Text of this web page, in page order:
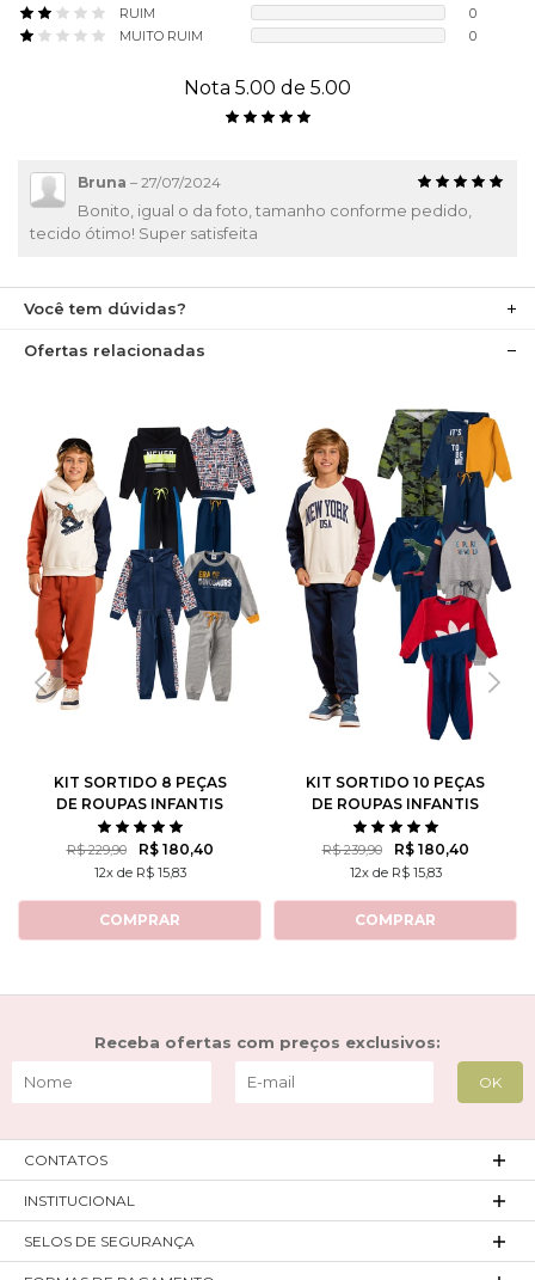
RUIM
0
MUITO RUIM
0
Nota 5.00 de 5.00
Bruna – 27/07/2024
Bonito, igual o da foto, tamanho conforme pedido,
tecido ótimo! Super satisfeita
Você tem dúvidas?
Ofertas relacionadas
KIT SORTIDO 8 PEÇAS
DE ROUPAS INFANTIS
MASCULINO INVERNO - 4
CASACOS + 4 CALÇAS
R$ 229,90 R$ 180,40
12x de R$ 15,83
COMPRAR
KIT SORTIDO 10 PEÇAS
DE ROUPAS INFANTIS
MASCULINO INVERNO - 5
CASACOS + 5 CALÇAS
R$ 239,90 R$ 180,40
12x de R$ 15,83
COMPRAR
Receba ofertas com preços exclusivos:
CONTATOS
INSTITUCIONAL
SELOS DE SEGURANÇA